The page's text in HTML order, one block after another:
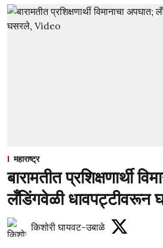
महाराष्ट्र
बारामतीत प्रशिक्षणार्थी
लँडिंगवेळी
किशोरी घायवट-उबाळे